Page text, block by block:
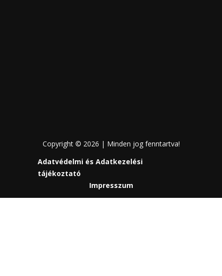
Copyright © 2026 | Minden jog fenntartva!
Adatvédelmi és Adatkezelési
tájékoztató
Impresszum